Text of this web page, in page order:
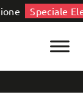
Speciale